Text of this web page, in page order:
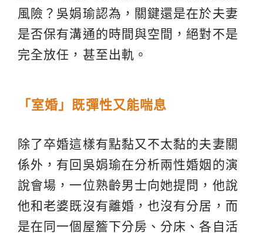
風險？吳娟瑜認為，關鍵還是在於夫妻
是否保有溝通的時間與空間，絕對不是
完全放任，甚至出軌。
「室婚」既彈性又能喘息
除了卒婚這樣有點黏又不太黏的夫妻關
係外，有回吳娟瑜在分析兩性婚姻的演
說會場，一位熟齡男士向她提問，他說
他和老婆既沒有離婚，也沒有分居，而
是在同一個屋簷下分房、分床、各自活